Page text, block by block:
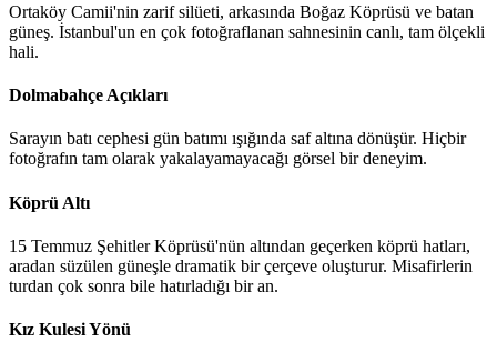
Ortaköy Camii'nin zarif silüeti, arkasında Boğaz Köprüsü ve batan
güneş. İstanbul'un en çok fotoğraflanan sahnesinin canlı, tam ölçekli
hali.
Dolmabahçe Açıkları
Sarayın batı cephesi gün batımı ışığında saf altına dönüşür. Hiçbir
fotoğrafın tam olarak yakalayamayacağı görsel bir deneyim.
Köprü Altı
15 Temmuz Şehitler Köprüsü'nün altından geçerken köprü hatları,
aradan süzülen güneşle dramatik bir çerçeve oluşturur. Misafirlerin
turdan çok sonra bile hatırladığı bir an.
Kız Kulesi Yönü